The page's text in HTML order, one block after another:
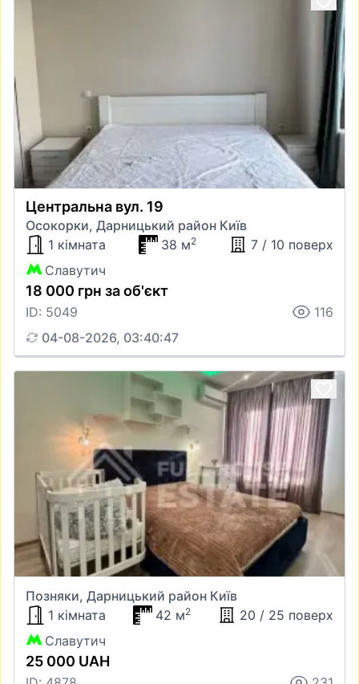
Центральна вул. 19
Осокорки, Дарницький район Київ
1 кімната
38 м2
7 / 10 поверх
Славутич
18 000 грн за об'єкт
ID: 5049
116
04-08-2026, 03:40:47
Позняки, Дарницький район Київ
1 кімната
42 м2
20 / 25 поверх
Славутич
25 000 UAH